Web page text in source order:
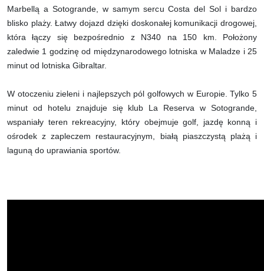
Marbellą a Sotogrande, w samym sercu Costa del Sol i bardzo
blisko plaży. Łatwy dojazd dzięki doskonałej komunikacji drogowej,
która łączy się bezpośrednio z N340 na 150 km. Położony
zaledwie 1 godzinę od międzynarodowego lotniska w Maladze i 25
minut od lotniska Gibraltar.
W otoczeniu zieleni i najlepszych pól golfowych w Europie. Tylko 5
minut od hotelu znajduje się klub La Reserva w Sotogrande,
wspaniały teren rekreacyjny, który obejmuje golf, jazdę konną i
ośrodek z zapleczem restauracyjnym, białą piaszczystą plażą i
laguną do uprawiania sportów.